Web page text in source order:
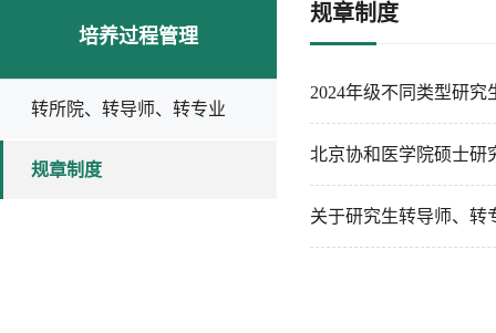
培养过程管理
转所院、转导师、转专业
规章制度
规章制度
2024年级不同类型研究
北京协和医学院硕士研
关于研究生转导师、转